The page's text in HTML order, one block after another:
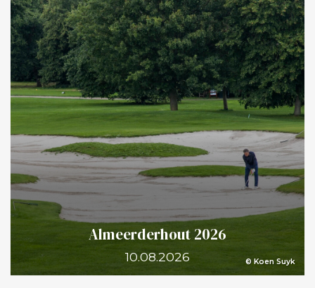
spel, want chippen met een 7-ijzer blijkt toch niet
helemaal ideaal. De baan bleef ondertussen
onveranderd heuvelachtig, met venijnige hellingen en
eindeloos vals plat. Speedgolf is geen ontspannen
hardlooprondje met af en toe een golfslag; het is echt
afzien. Daarom koos ik die tweede dag bewust voor
negen holes. Die speelde ik in 31 minuten en 45
slagen. Voor een eerste kennismaking vond ik dat
prima. Ik weet nu wat speedgolf van je lichaam vraagt.
Eén ding staat vast: volgend jaar kom ik terug maar
dan beter voorbereid. Want zelfs als je een redelijke
hardloper bent, moet je voor speedgolf echt specifiek
gaan trainen. En toen ik na afloop de uitslagen bekeek,
besefte ik pas echt hoe bizar hoog het niveau ligt. De
Engelsman James Hardy speelde de 18 holes in 45
© Koen Suyk
Almeerderhout 2026
10.08.2026